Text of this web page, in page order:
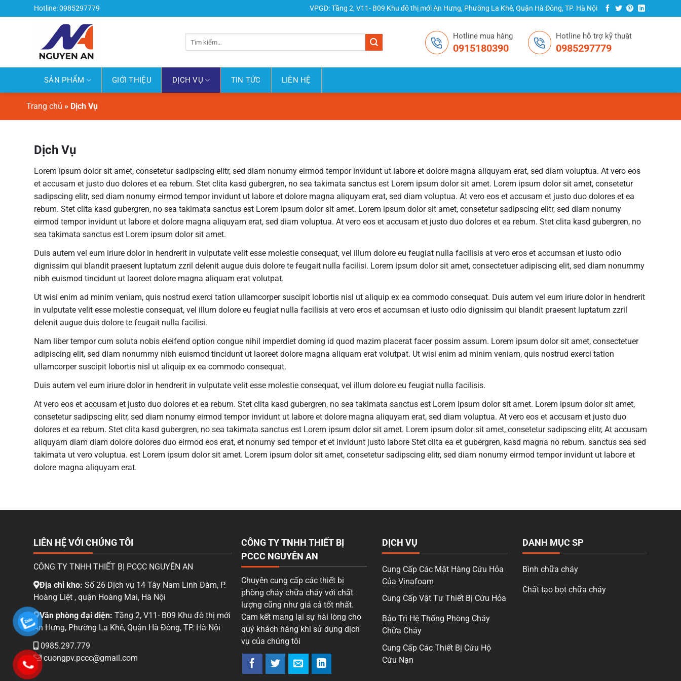
qua
Hotline: 0985297779 VPGD: Tầng 2, V11- B09 Khu đô thị mới An Hưng, Phường La Khê, Quận Hà Đông, TP. Hà Nội
Hotline mua hàng
0915180390
Hotline hỗ trợ kỹ thuật
0985297779
SẢN PHẨM GIỚI THIỆU DỊCH VỤ TIN TỨC LIÊN HỆ
Trang chủ » Dịch Vụ
Dịch Vụ
Lorem ipsum dolor sit amet, consetetur sadipscing elitr, sed diam nonumy eirmod tempor invidunt ut labore et dolore magna aliquyam erat, sed diam voluptua. At vero eos
et accusam et justo duo dolores et ea rebum. Stet clita kasd gubergren, no sea takimata sanctus est Lorem ipsum dolor sit amet. Lorem ipsum dolor sit amet, consetetur
sadipscing elitr, sed diam nonumy eirmod tempor invidunt ut labore et dolore magna aliquyam erat, sed diam voluptua. At vero eos et accusam et justo duo dolores et ea
rebum. Stet clita kasd gubergren, no sea takimata sanctus est Lorem ipsum dolor sit amet. Lorem ipsum dolor sit amet, consetetur sadipscing elitr, sed diam nonumy
eirmod tempor invidunt ut labore et dolore magna aliquyam erat, sed diam voluptua. At vero eos et accusam et justo duo dolores et ea rebum. Stet clita kasd gubergren, no
sea takimata sanctus est Lorem ipsum dolor sit amet.
Duis autem vel eum iriure dolor in hendrerit in vulputate velit esse molestie consequat, vel illum dolore eu feugiat nulla facilisis at vero eros et accumsan et iusto odio
dignissim qui blandit praesent luptatum zzril delenit augue duis dolore te feugait nulla facilisi. Lorem ipsum dolor sit amet, consectetuer adipiscing elit, sed diam nonummy
nibh euismod tincidunt ut laoreet dolore magna aliquam erat volutpat.
Ut wisi enim ad minim veniam, quis nostrud exerci tation ullamcorper suscipit lobortis nisl ut aliquip ex ea commodo consequat. Duis autem vel eum iriure dolor in hendrerit
in vulputate velit esse molestie consequat, vel illum dolore eu feugiat nulla facilisis at vero eros et accumsan et iusto odio dignissim qui blandit praesent luptatum zzril
delenit augue duis dolore te feugait nulla facilisi.
Nam liber tempor cum soluta nobis eleifend option congue nihil imperdiet doming id quod mazim placerat facer possim assum. Lorem ipsum dolor sit amet, consectetuer
adipiscing elit, sed diam nonummy nibh euismod tincidunt ut laoreet dolore magna aliquam erat volutpat. Ut wisi enim ad minim veniam, quis nostrud exerci tation
ullamcorper suscipit lobortis nisl ut aliquip ex ea commodo consequat.
Duis autem vel eum iriure dolor in hendrerit in vulputate velit esse molestie consequat, vel illum dolore eu feugiat nulla facilisis.
At vero eos et accusam et justo duo dolores et ea rebum. Stet clita kasd gubergren, no sea takimata sanctus est Lorem ipsum dolor sit amet. Lorem ipsum dolor sit amet,
consetetur sadipscing elitr, sed diam nonumy eirmod tempor invidunt ut labore et dolore magna aliquyam erat, sed diam voluptua. At vero eos et accusam et justo duo
dolores et ea rebum. Stet clita kasd gubergren, no sea takimata sanctus est Lorem ipsum dolor sit amet. Lorem ipsum dolor sit amet, consetetur sadipscing elitr, At accusam
aliquyam diam diam dolore dolores duo eirmod eos erat, et nonumy sed tempor et et invidunt justo labore Stet clita ea et gubergren, kasd magna no rebum. sanctus sea sed
takimata ut vero voluptua. est Lorem ipsum dolor sit amet. Lorem ipsum dolor sit amet, consetetur sadipscing elitr, sed diam nonumy eirmod tempor invidunt ut labore et
dolore magna aliquyam erat.
LIÊN HỆ VỚI CHÚNG TÔI
CÔNG TY TNHH THIẾT BỊ PCCC NGUYÊN AN
Địa chỉ kho: Số 26 Dịch vụ 14 Tây Nam Linh Đàm, P.
Hoàng Liệt , quận Hoàng Mai, Hà Nội
Văn phòng đại diện: Tầng 2, V11- B09 Khu đô thị mới
An Hưng, Phường La Khê, Quận Hà Đông, TP. Hà Nội
0985.297.779
cuongpv.pccc@gmail.com
CÔNG TY TNHH THIẾT BỊ
PCCC NGUYÊN AN
Chuyên cung cấp các thiết bị
phòng cháy chữa cháy với chất
lượng cũng như giá cả tốt nhất.
Cam kết mang lại sự hài lòng cho
quý khách hàng khi sử dụng dịch
vụ của chúng tôi
DỊCH VỤ
Cung Cấp Các Mặt Hàng Cứu Hỏa
Của Vinafoam
Cung Cấp Vật Tư Thiết Bị Cứu Hỏa
Bảo Trì Hệ Thống Phòng Cháy
Chữa Cháy
Cung Cấp Các Thiết Bị Cứu Hộ
Cứu Nạn
DANH MỤC SP
Bình chữa cháy
Chất tạo bọt chữa cháy